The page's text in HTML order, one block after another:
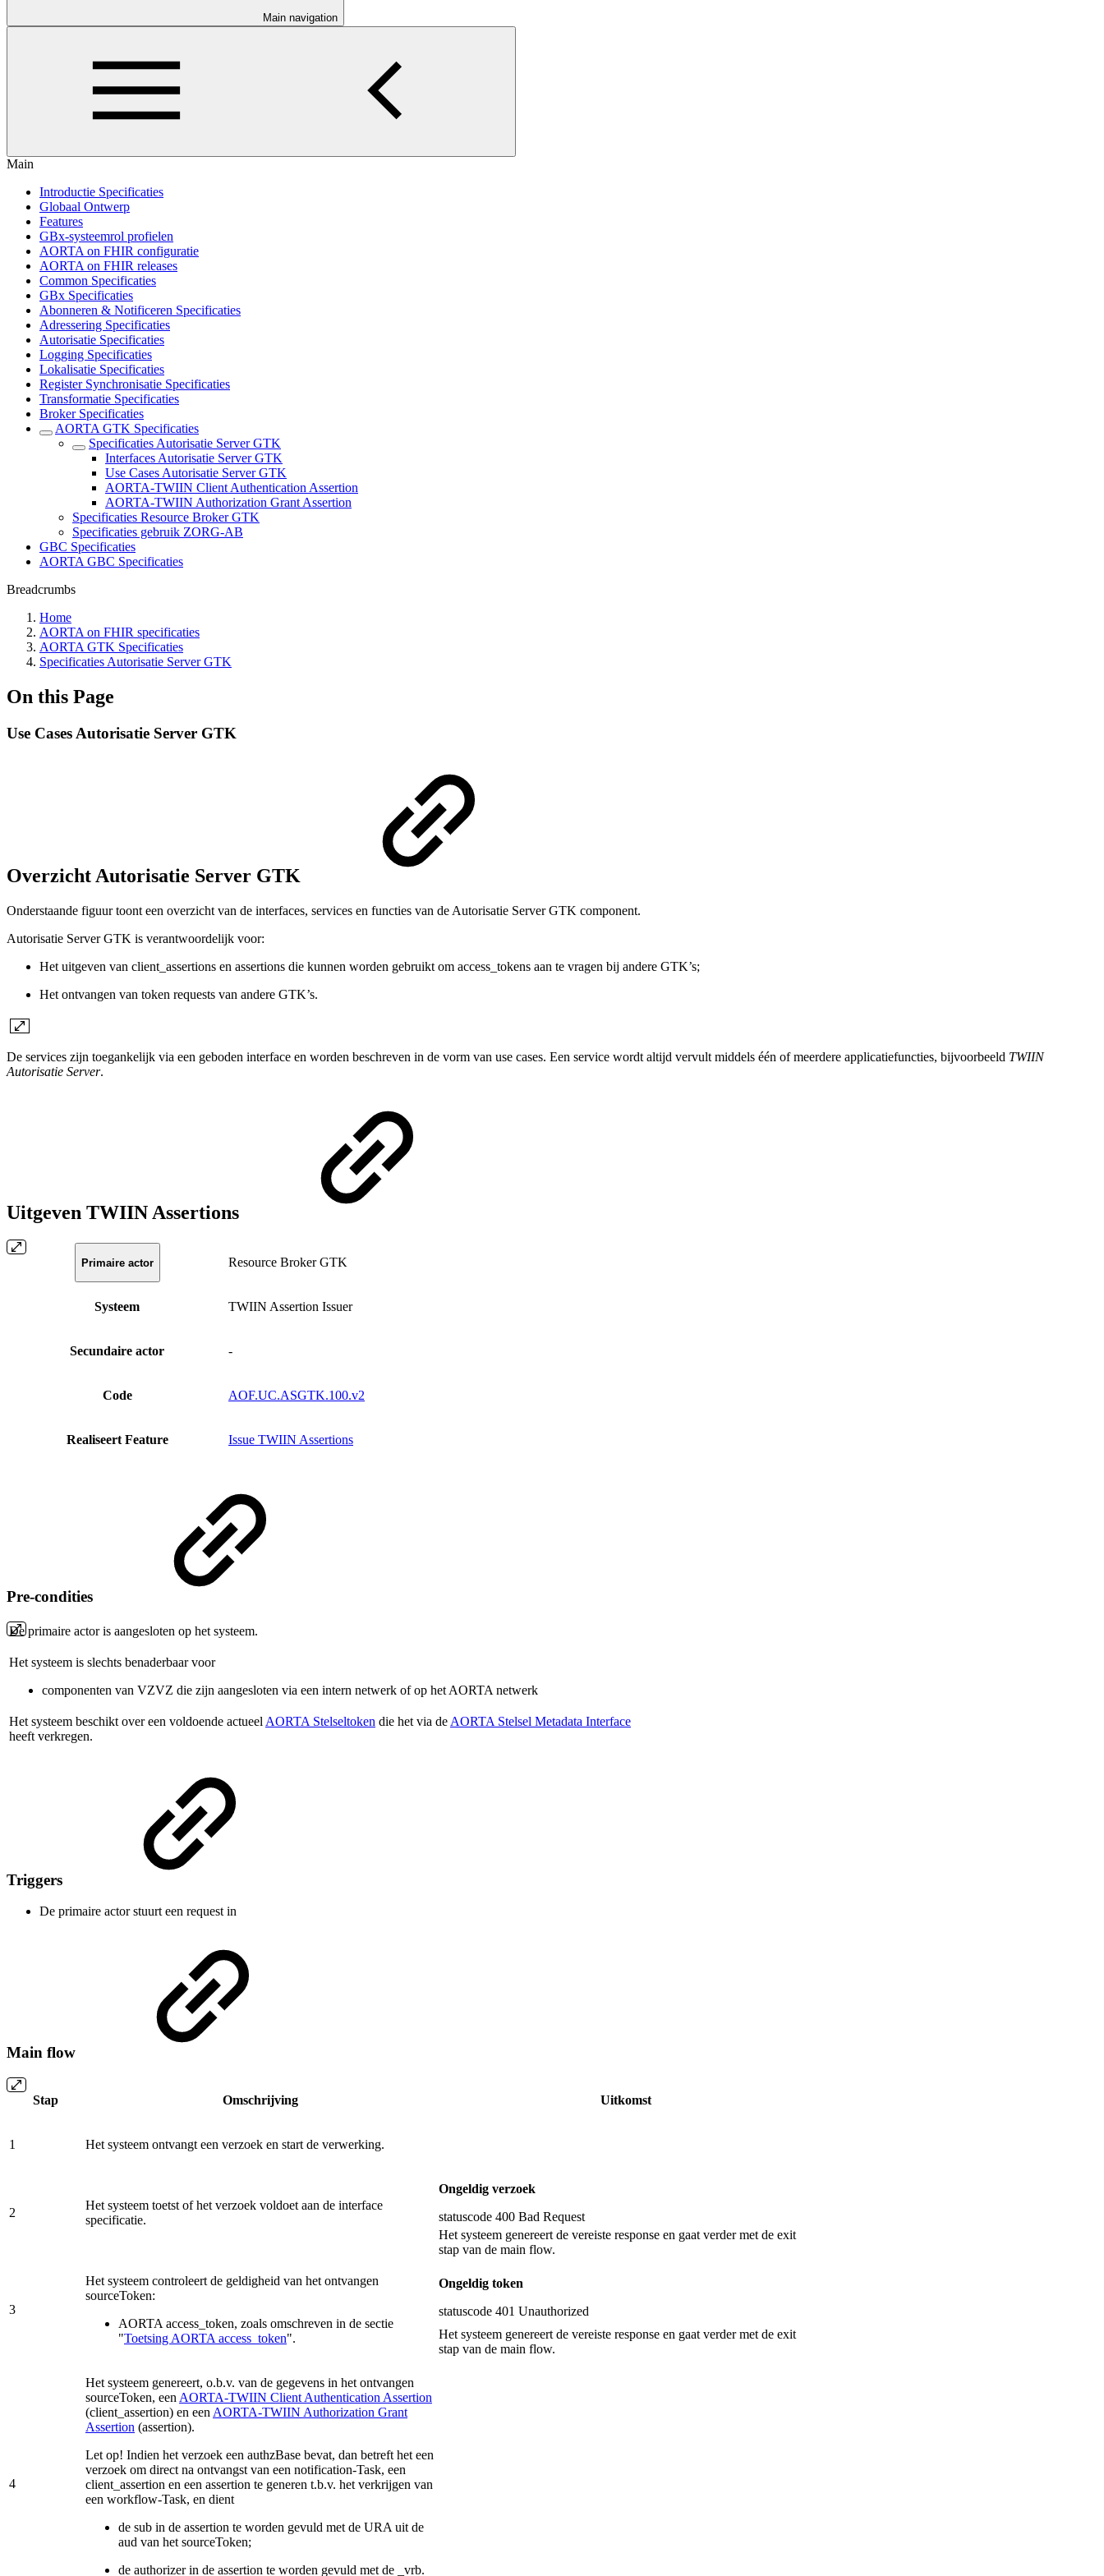
Main navigation
Main
Introductie Specificaties
Globaal Ontwerp
Features
GBx-systeemrol profielen
AORTA on FHIR configuratie
AORTA on FHIR releases
Common Specificaties
GBx Specificaties
Abonneren & Notificeren Specificaties
Adressering Specificaties
Autorisatie Specificaties
Logging Specificaties
Lokalisatie Specificaties
Register Synchronisatie Specificaties
Transformatie Specificaties
Broker Specificaties
AORTA GTK Specificaties
Specificaties Autorisatie Server GTK
Interfaces Autorisatie Server GTK
Use Cases Autorisatie Server GTK
AORTA-TWIIN Client Authentication Assertion
AORTA-TWIIN Authorization Grant Assertion
Specificaties Resource Broker GTK
Specificaties gebruik ZORG-AB
GBC Specificaties
AORTA GBC Specificaties
Breadcrumbs
Home
AORTA on FHIR specificaties
AORTA GTK Specificaties
Specificaties Autorisatie Server GTK
On this Page
Use Cases Autorisatie Server GTK
Overzicht Autorisatie Server GTK
Onderstaande figuur toont een overzicht van de interfaces, services en functies van de Autorisatie Server GTK component.
Autorisatie Server GTK is verantwoordelijk voor:
Het uitgeven van client_assertions en assertions die kunnen worden gebruikt om access_tokens aan te vragen bij andere GTK’s;
Het ontvangen van token requests van andere GTK’s.
De services zijn toegankelijk via een geboden interface en worden beschreven in de vorm van use cases. Een service wordt altijd vervult middels één of meerdere applicatiefuncties, bijvoorbeeld TWIIN
Autorisatie Server.
Uitgeven TWIIN Assertions
Primaire actor Resource Broker GTK
Systeem TWIIN Assertion Issuer
Secundaire actor -
Code AOF.UC.ASGTK.100.v2
Realiseert Feature Issue TWIIN Assertions
Pre-condities
De primaire actor is aangesloten op het systeem.
Het systeem is slechts benaderbaar voor
componenten van VZVZ die zijn aangesloten via een intern netwerk of op het AORTA netwerk
Het systeem beschikt over een voldoende actueel AORTA Stelseltoken die het via de AORTA Stelsel Metadata Interface
heeft verkregen.
Triggers
De primaire actor stuurt een request in
Main flow
Stap Omschrijving Uitkomst
1 Het systeem ontvangt een verzoek en start de verwerking.
2
Het systeem toetst of het verzoek voldoet aan de interface
specificatie.
Ongeldig verzoek
statuscode 400 Bad Request
Het systeem genereert de vereiste response en gaat verder met de exit
stap van de main flow.
3
Het systeem controleert de geldigheid van het ontvangen
sourceToken:
AORTA access_token, zoals omschreven in de sectie
"Toetsing AORTA access_token".
Ongeldig token
statuscode 401 Unauthorized
Het systeem genereert de vereiste response en gaat verder met de exit
stap van de main flow.
4
Het systeem genereert, o.b.v. van de gegevens in het ontvangen
sourceToken, een AORTA-TWIIN Client Authentication Assertion
(client_assertion) en een AORTA-TWIIN Authorization Grant
Assertion (assertion).
Let op! Indien het verzoek een authzBase bevat, dan betreft het een
verzoek om direct na ontvangst van een notification-Task, een
client_assertion en een assertion te generen t.b.v. het verkrijgen van
een workflow-Task, en dient
de sub in de assertion te worden gevuld met de URA uit de
aud van het sourceToken;
de authorizer in de assertion te worden gevuld met de _vrb.